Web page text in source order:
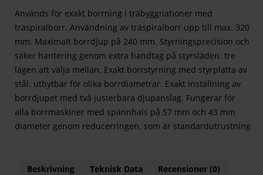
Används för exakt borrning i träbyggnationer med
träspiralborr. Användning av träspiralborr upp till max. 320
mm. Maximalt borrdjup på 240 mm. Styrningsprecision och
säker hantering genom extra handtag på styrsläden. tre
lägen att välja mellan. Exakt borrstyrning med styrplatta av
stål. utbytbar för olika borrdiametrar. Exakt inställning av
borrdjupet med två justerbara djupanslag. Fungerar för
alla borrmaskiner med spännhals på 57 mm och 43 mm
diameter genom reducerringen. som är standardutrustning
Beskrivning Teknisk Data Recensioner (0)